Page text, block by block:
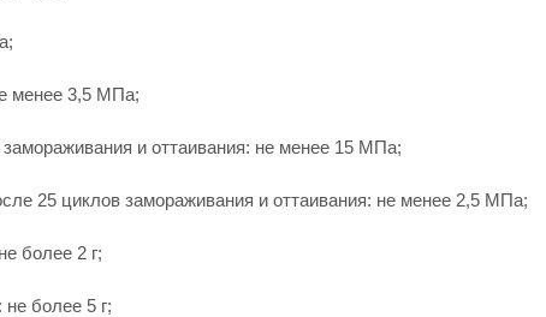
менее 3,5 МПа;
и оттаивания: не менее 15 МПа;
25 циклов замораживания и оттаивания: не менее 2,5 МПа;
более 2 г;
более 5 г;